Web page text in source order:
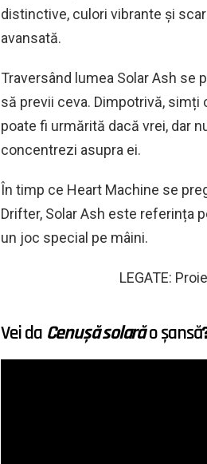
distinctive, culori vibrante și
avansată.
Traversând lumea Solar Ash se
să previi ceva. Dimpotrivă,
poate fi urmărită dacă vrei, dar
concentrezi asupra ei.
În timp ce Heart Machine se
Drifter, Solar Ash este referința
un joc special pe mâini.
LEGATE:
Vei da Cenușă solarăo șansă